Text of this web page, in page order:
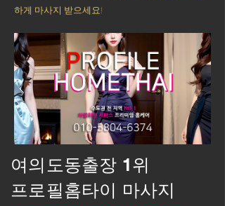
하게 마사지 받으세요!
여의도동출장 1위
프로필홈타이 마사지